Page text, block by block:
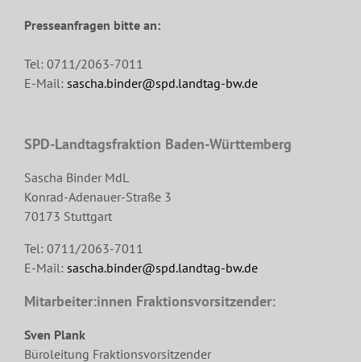
Presseanfragen bitte an:
Tel: 0711/2063-7011
E-Mail: sascha.binder@spd.landtag-bw.de
SPD-Landtagsfraktion Baden-Württemberg
Sascha Binder MdL
Konrad-Adenauer-Straße 3
70173 Stuttgart
Tel: 0711/2063-7011
E-Mail: sascha.binder@spd.landtag-bw.de
Mitarbeiter:innen Fraktionsvorsitzender:
Sven Plank
Büroleitung Fraktionsvorsitzender